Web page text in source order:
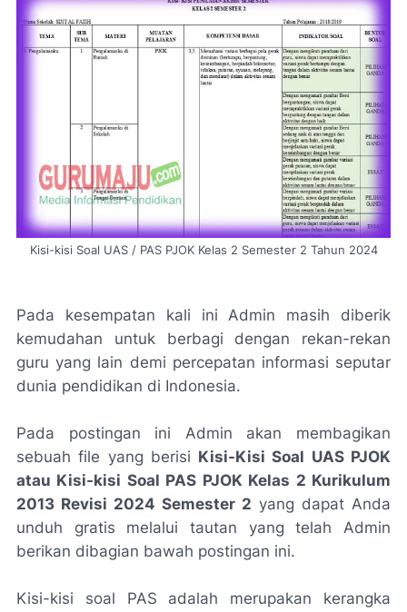
Kisi-kisi Soal UAS / PAS PJOK Kelas 2 Semester 2 Tahun 2024
Pada kesempatan kali ini Admin masih diberik
kemudahan untuk berbagi dengan rekan-rekan
guru yang lain demi percepatan informasi seputar
dunia pendidikan di Indonesia.
Pada postingan ini Admin akan membagikan
sebuah file yang berisi Kisi-Kisi Soal UAS PJOK
atau Kisi-kisi Soal PAS PJOK Kelas 2 Kurikulum
2013 Revisi 2024 Semester 2 yang dapat Anda
unduh gratis melalui tautan yang telah Admin
berikan dibagian bawah postingan ini.
Kisi-kisi soal PAS adalah merupakan kerangka